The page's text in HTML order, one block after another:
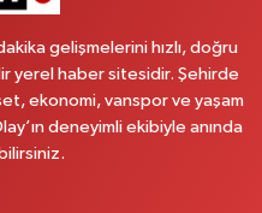
gelişmelerini hızlı, doğru
yerel haber sitesidir. Şehirde
ekonomi, vanspor ve yaşam
deneyimli ekibiyle anında